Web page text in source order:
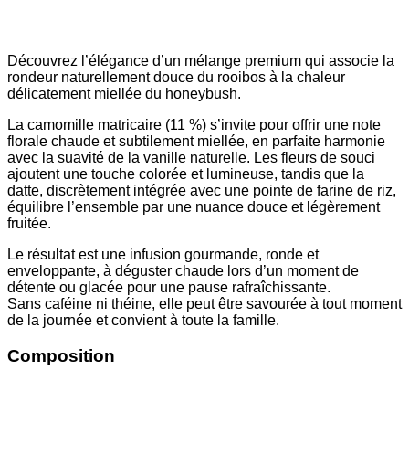
Découvrez l’élégance d’un mélange premium qui associe la
rondeur naturellement douce du rooibos à la chaleur
délicatement miellée du honeybush.
La camomille matricaire (11 %) s’invite pour offrir une note
florale chaude et subtilement miellée, en parfaite harmonie
avec la suavité de la vanille naturelle. Les fleurs de souci
ajoutent une touche colorée et lumineuse, tandis que la
datte, discrètement intégrée avec une pointe de farine de riz,
équilibre l’ensemble par une nuance douce et légèrement
fruitée.
Le résultat est une infusion gourmande, ronde et
enveloppante, à déguster chaude lors d’un moment de
détente ou glacée pour une pause rafraîchissante.
Sans caféine ni théine, elle peut être savourée à tout moment
de la journée et convient à toute la famille.
Composition